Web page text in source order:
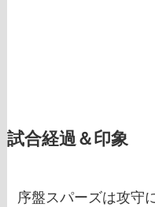
試合経過＆印象
序盤スパーズは攻守